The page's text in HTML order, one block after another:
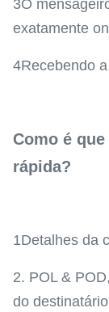
3O
exatamente
4Recebendo
Como é
rápida?
1Detalhes da
2. POL &
do destinatário